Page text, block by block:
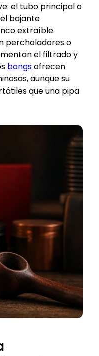
el tubo principal o
bajante
extraíble.
percholadores o
el filtrado y
bongsofrecen
aunque su
que una pipa